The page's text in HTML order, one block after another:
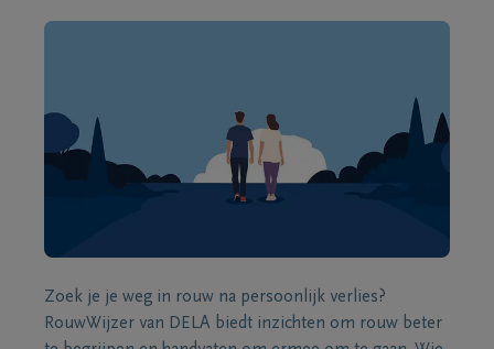
Zoek je je weg in rouw na persoonlijk verlies?
RouwWijzer van DELA biedt inzichten om rouw beter